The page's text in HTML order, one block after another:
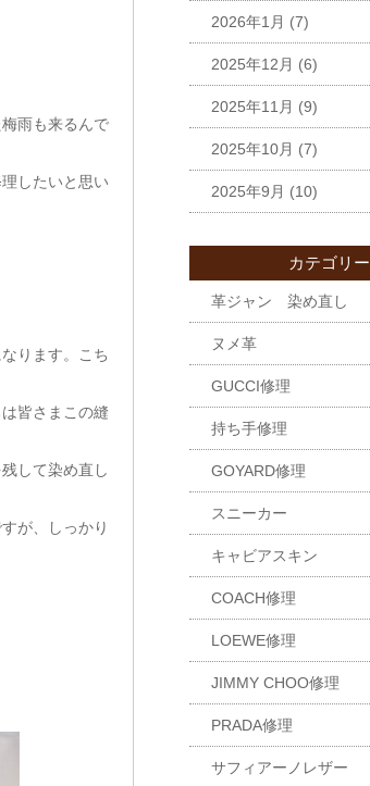
雨も来るんで
したいと思い
ります。こち
皆さまこの縫
して染め直し
が、しっかり
2026年1月 (7)
2025年12月 (6)
2025年11月 (9)
2025年10月 (7)
2025年9月 (10)
カテゴリー
革ジャン 染め直し
ヌメ革
GUCCI修理
持ち手修理
GOYARD修理
スニーカー
キャビアスキン
COACH修理
LOEWE修理
JIMMY CHOO修理
PRADA修理
サフィアーノレザー